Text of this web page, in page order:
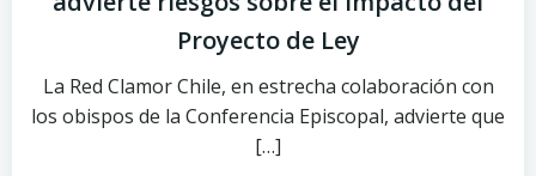
Proyecto de Ley
La Red Clamor Chile, en estrecha colaboración con
los obispos de la Conferencia Episcopal, advierte que
[…]